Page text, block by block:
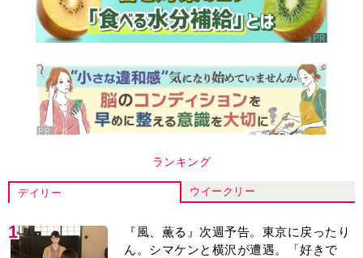
ランキング
デイリー ウイークリー
1
『風、薫る』次週予告。東京に戻ったり
ん。シマケンと横沢が遭遇。「好きで